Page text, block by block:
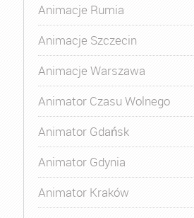
Animacje Rumia
Animacje Szczecin
Animacje Warszawa
Animator Czasu Wolnego
Animator Gdańsk
Animator Gdynia
Animator Kraków